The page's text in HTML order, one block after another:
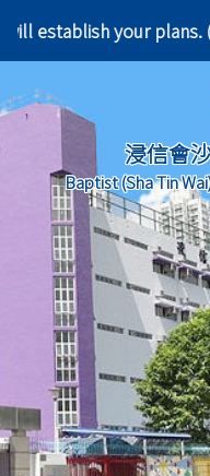
establish your plans.
浸信會
Baptist (Sha Tin